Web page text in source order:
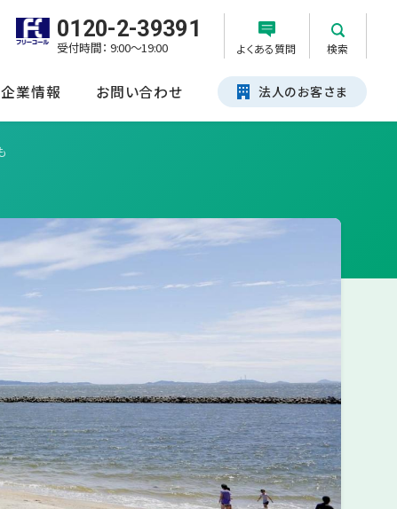
0120-2-39391
受付時間： 9:00～19:00 よくある質問 検索
企業情報 お問い合わせ 法人のお客さま